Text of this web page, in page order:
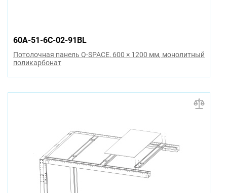
60A-51-6C-02-91BL
Потолочная панель Q-SPACE, 600 × 1200 мм, монолитный
поликарбонат